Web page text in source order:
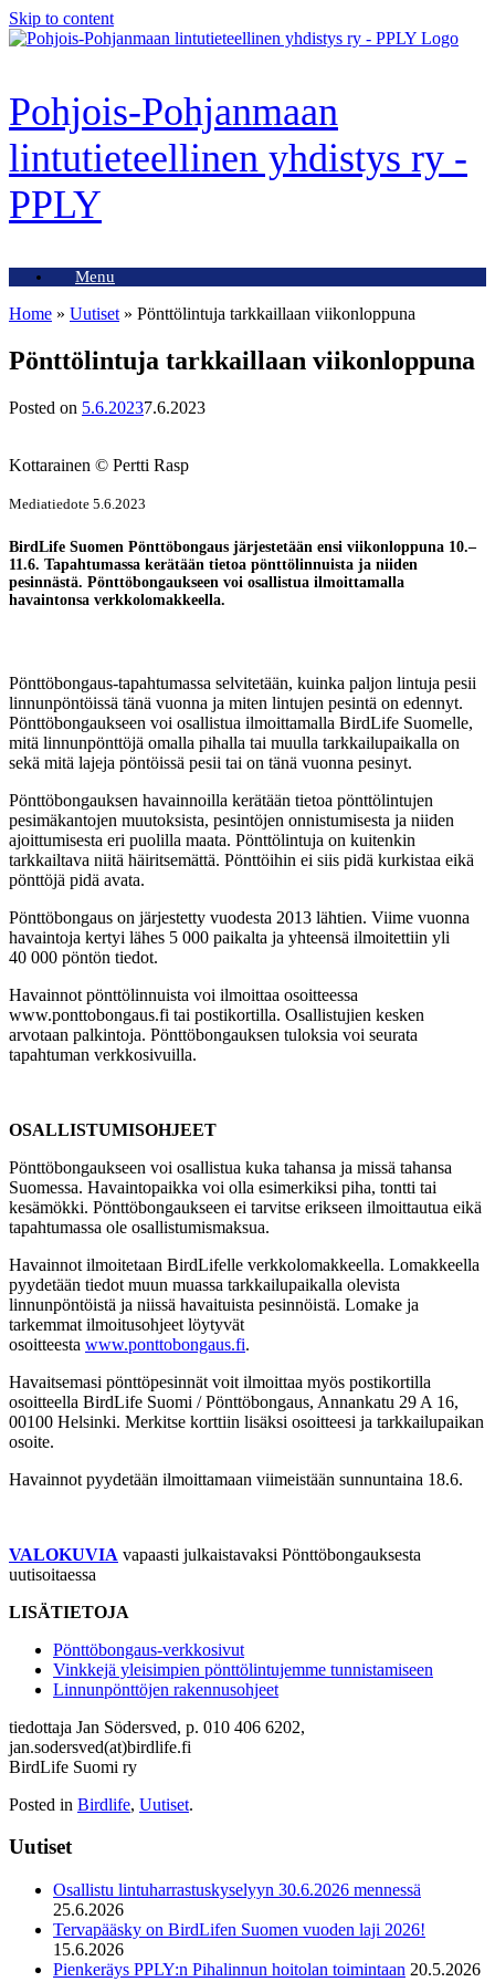
Skip to content
Pohjois-Pohjanmaan
lintutieteellinen yhdistys ry -
PPLY
Menu
Home » Uutiset » Pönttölintuja tarkkaillaan viikonloppuna
Pönttölintuja tarkkaillaan viikonloppuna
Posted on 5.6.20237.6.2023
Kottarainen © Pertti Rasp
Mediatiedote 5.6.2023
BirdLife Suomen Pönttöbongaus järjestetään ensi viikonloppuna 10.–
11.6. Tapahtumassa kerätään tietoa pönttölinnuista ja niiden
pesinnästä. Pönttöbongaukseen voi osallistua ilmoittamalla
havaintonsa verkkolomakkeella.
Pönttöbongaus-tapahtumassa selvitetään, kuinka paljon lintuja pesii
linnunpöntöissä tänä vuonna ja miten lintujen pesintä on edennyt.
Pönttöbongaukseen voi osallistua ilmoittamalla BirdLife Suomelle,
mitä linnunpönttöjä omalla pihalla tai muulla tarkkailupaikalla on
sekä mitä lajeja pöntöissä pesii tai on tänä vuonna pesinyt.
Pönttöbongauksen havainnoilla kerätään tietoa pönttölintujen
pesimäkantojen muutoksista, pesintöjen onnistumisesta ja niiden
ajoittumisesta eri puolilla maata. Pönttölintuja on kuitenkin
tarkkailtava niitä häiritsemättä. Pönttöihin ei siis pidä kurkistaa eikä
pönttöjä pidä avata.
Pönttöbongaus on järjestetty vuodesta 2013 lähtien. Viime vuonna
havaintoja kertyi lähes 5 000 paikalta ja yhteensä ilmoitettiin yli
40 000 pöntön tiedot.
Havainnot pönttölinnuista voi ilmoittaa osoitteessa
www.ponttobongaus.fi tai postikortilla. Osallistujien kesken
arvotaan palkintoja. Pönttöbongauksen tuloksia voi seurata
tapahtuman verkkosivuilla.
OSALLISTUMISOHJEET
Pönttöbongaukseen voi osallistua kuka tahansa ja missä tahansa
Suomessa. Havaintopaikka voi olla esimerkiksi piha, tontti tai
kesämökki. Pönttöbongaukseen ei tarvitse erikseen ilmoittautua eikä
tapahtumassa ole osallistumismaksua.
Havainnot ilmoitetaan BirdLifelle verkkolomakkeella. Lomakkeella
pyydetään tiedot muun muassa tarkkailupaikalla olevista
linnunpöntöistä ja niissä havaituista pesinnöistä. Lomake ja
tarkemmat ilmoitusohjeet löytyvät
osoitteesta www.ponttobongaus.fi.
Havaitsemasi pönttöpesinnät voit ilmoittaa myös postikortilla
osoitteella BirdLife Suomi / Pönttöbongaus, Annankatu 29 A 16,
00100 Helsinki. Merkitse korttiin lisäksi osoitteesi ja tarkkailupaikan
osoite.
Havainnot pyydetään ilmoittamaan viimeistään sunnuntaina 18.6.
VALOKUVIA vapaasti julkaistavaksi Pönttöbongauksesta
uutisoitaessa
LISÄTIETOJA
Pönttöbongaus-verkkosivut
Vinkkejä yleisimpien pönttölintujemme tunnistamiseen
Linnunpönttöjen rakennusohjeet
tiedottaja Jan Södersved, p. 010 406 6202,
jan.sodersved(at)birdlife.fi
BirdLife Suomi ry
Posted in Birdlife, Uutiset.
Uutiset
Osallistu lintuharrastuskyselyyn 30.6.2026 mennessä
25.6.2026
Tervapääsky on BirdLifen Suomen vuoden laji 2026!
15.6.2026
Pienkeräys PPLY:n Pihalinnun hoitolan toimintaan 20.5.2026